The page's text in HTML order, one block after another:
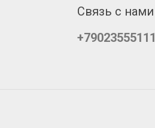
Связь с нами
+79023555111